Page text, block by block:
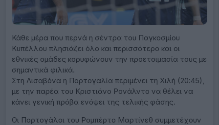
scored the 3 0 and pulled a small muscle, but is still happy with
Florian WIRTZ GER 2 f left and Lennart KARL GER right
Κάθε μέρα που περνά η σέντρα του Παγκοσμίου
Κυπέλλου πλησιάζει όλο και περισσότερο και οι
εθνικές ομάδες κορυφώνουν την προετοιμασία τους με
σημαντικά φιλικά.
Στη Λισαβόνα η Πορτογαλία περιμένει τη Χιλή (20:45),
με την παρέα του Κριστιάνο Ρονάλντο να θέλει να
κάνει γενική πρόβα ενόψει της τελικής φάσης.
Οι Πορτογάλοι του Ρομπέρτο Μαρτίνεθ συμμετέχουν